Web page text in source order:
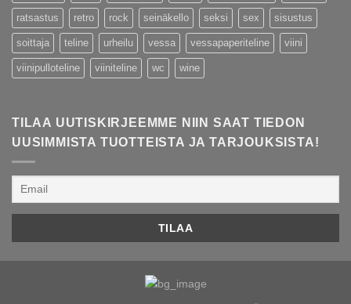
ratsastus retro rock seinäkello seksi sex sisustus
soittaja teline urheilu vessa vessapaperiteline viini
viinipulloteline viiniteline wc wine
TILAA UUTISKIRJEEMME NIIN SAAT TIEDON
UUSIMMISTA TUOTTEISTA JA TARJOUKSISTA!